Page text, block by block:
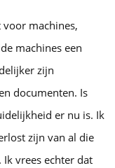
machines,
machines een
zijn
documenten. Is
er nu is. Ik
zijn van al die
vrees echter dat